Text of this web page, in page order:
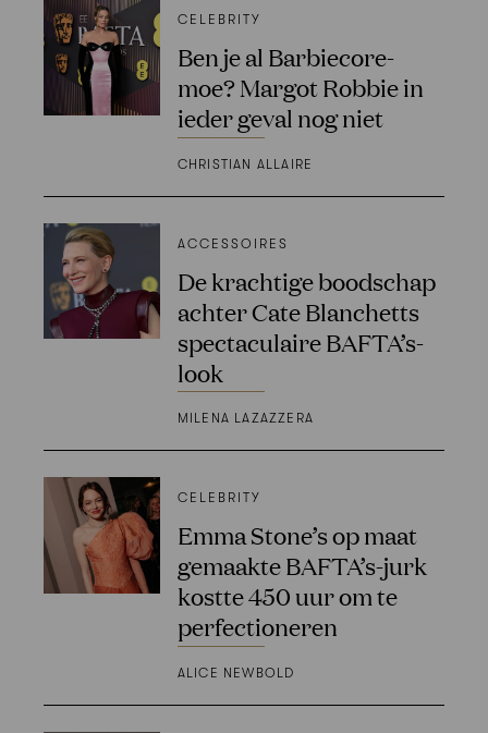
CELEBRITY
Ben je al Barbiecore-
moe? Margot Robbie in
ieder geval nog niet
CHRISTIAN ALLAIRE
ACCESSOIRES
De krachtige boodschap
achter Cate Blanchetts
spectaculaire BAFTA’s-
look
MILENA LAZAZZERA
CELEBRITY
Emma Stone’s op maat
gemaakte BAFTA’s-jurk
kostte 450 uur om te
perfectioneren
ALICE NEWBOLD